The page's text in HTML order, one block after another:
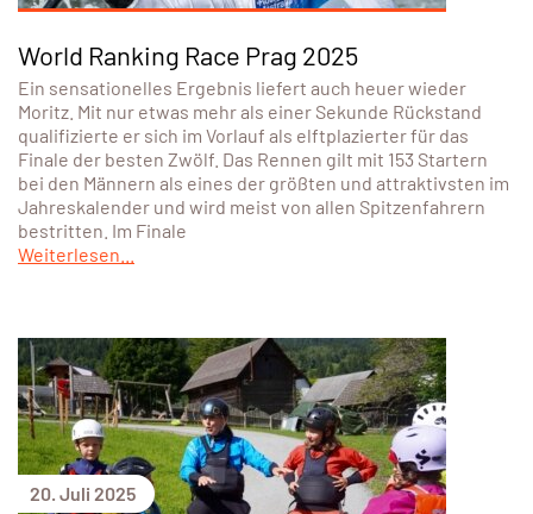
World Ranking Race Prag 2025
Ein sensationelles Ergebnis liefert auch heuer wieder
Moritz. Mit nur etwas mehr als einer Sekunde Rückstand
qualifizierte er sich im Vorlauf als elftplazierter für das
Finale der besten Zwölf. Das Rennen gilt mit 153 Startern
bei den Männern als eines der größten und attraktivsten im
Jahreskalender und wird meist von allen Spitzenfahrern
bestritten. Im Finale
Weiterlesen...
20. Juli 2025